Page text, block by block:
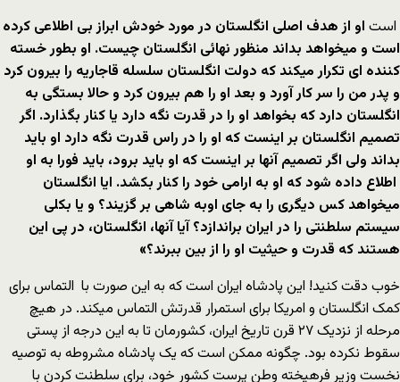
است او از هدف اصلی انگلستان در مورد خودش ابراز بی اطلاعی کرده
است و میخواهد بداند منظور نهائی انگلستان چیست. او بطور خسته
کننده ای تکرار میکند که دولت انگلستان سلسله قاجاریه را بیرون کرد
و پدر من را سر کار آورد و بعد او را هم بیرون کرد و حالا بستگی به
انگلستان دارد که بخواهد او را در قدرت نگه دارد یا کنار بگذارد. اگر
تصمیم انگلستان بر اینست که او را در راس قدرت نگه دارد او باید
بداند ولی اگر تصمیم آنها بر اینست که او باید برود، باید فورا به او
اطلاع داده شود که او به ارامی خود را کنار بکشد. ایا انگلستان
میخواهد کس دیگری را به جای اوبه شاهی بر گزیند؟ و یا بکلی
سیستم سلطنتی را در ایران براندازد؟ آیا آنها، انگلستان، در پی این
هستند که قدرت و حیثیت او را از بین ببرند؟»
خوب دقت کنید! این پادشاه ایران است که به این صورت با التماس برای
کمک انگلستان و امریکا برای استمرار قدرتش التماس میکند. در هیچ
مرحله از نزدیک ۲۷ قرن تاریخ ایران، کشورمان تا به این درجه از پستی
سقوط نکرده بود. چگونه ممکن است که یک پادشاه مشروطه به توصیه
نخست وزیر فرهیخته وطن پرست کشور خود، برای سلطنت کردن با